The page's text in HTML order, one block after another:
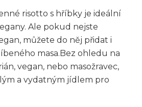
risotto s hříbky je ideální
Ale pokud nejste
můžete do něj přidat‌ i
​masa.Bez ohledu na
vegan, nebo masožravec,
a vydatným ‌jídlem⁤ pro